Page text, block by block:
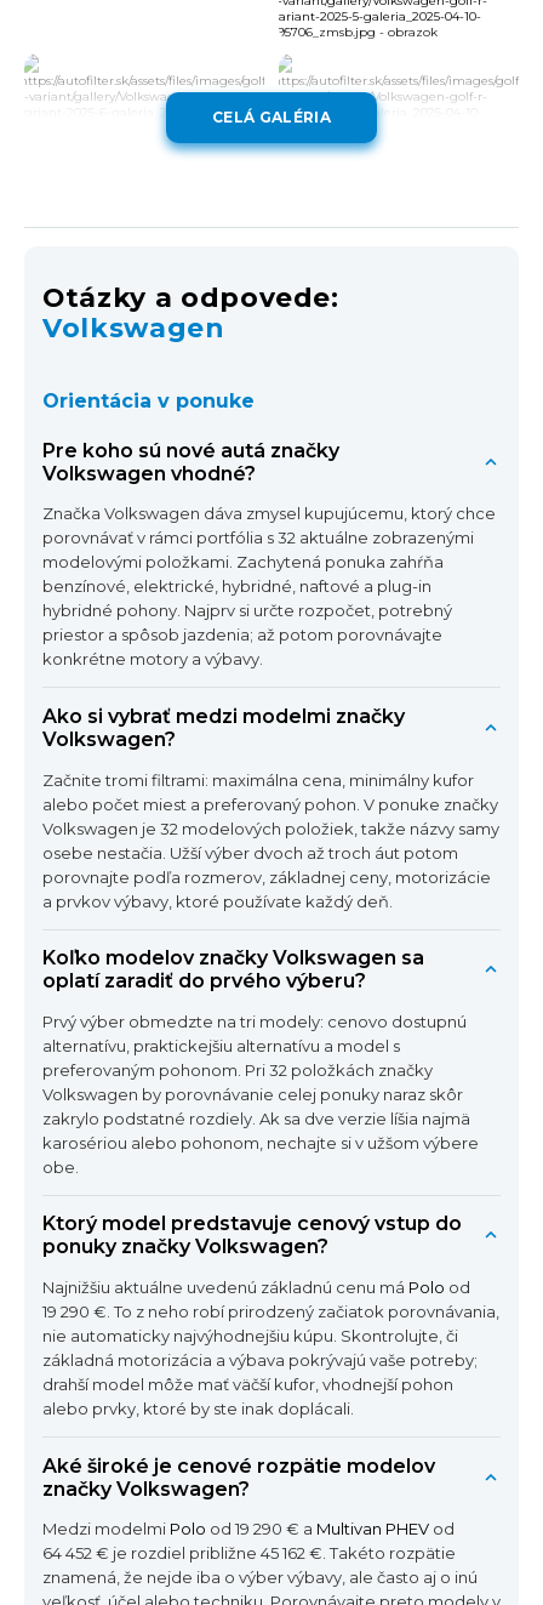
CELÁ GALÉRIA
Otázky a odpovede:
Volkswagen
Orientácia v ponuke
Pre koho sú nové autá značky
Volkswagen vhodné?
Značka Volkswagen dáva zmysel kupujúcemu, ktorý chce
porovnávať v rámci portfólia s 32 aktuálne zobrazenými
modelovými položkami. Zachytená ponuka zahŕňa
benzínové, elektrické, hybridné, naftové a plug-in
hybridné pohony. Najprv si určte rozpočet, potrebný
priestor a spôsob jazdenia; až potom porovnávajte
konkrétne motory a výbavy.
Ako si vybrať medzi modelmi značky
Volkswagen?
Začnite tromi filtrami: maximálna cena, minimálny kufor
alebo počet miest a preferovaný pohon. V ponuke značky
Volkswagen je 32 modelových položiek, takže názvy samy
osebe nestačia. Užší výber dvoch až troch áut potom
porovnajte podľa rozmerov, základnej ceny, motorizácie
a prvkov výbavy, ktoré používate každý deň.
Koľko modelov značky Volkswagen sa
oplatí zaradiť do prvého výberu?
Prvý výber obmedzte na tri modely: cenovo dostupnú
alternatívu, praktickejšiu alternatívu a model s
preferovaným pohonom. Pri 32 položkách značky
Volkswagen by porovnávanie celej ponuky naraz skôr
zakrylo podstatné rozdiely. Ak sa dve verzie líšia najmä
karosériou alebo pohonom, nechajte si v užšom výbere
obe.
Ktorý model predstavuje cenový vstup do
ponuky značky Volkswagen?
Najnižšiu aktuálne uvedenú základnú cenu má Polo od
19 290 €. To z neho robí prirodzený začiatok porovnávania,
nie automaticky najvýhodnejšiu kúpu. Skontrolujte, či
základná motorizácia a výbava pokrývajú vaše potreby;
drahší model môže mať väčší kufor, vhodnejší pohon
alebo prvky, ktoré by ste inak doplácali.
Aké široké je cenové rozpätie modelov
značky Volkswagen?
Medzi modelmi Polo od 19 290 € a Multivan PHEV od
64 452 € je rozdiel približne 45 162 €. Takéto rozpätie
znamená, že nejde iba o výber výbavy, ale často aj o inú